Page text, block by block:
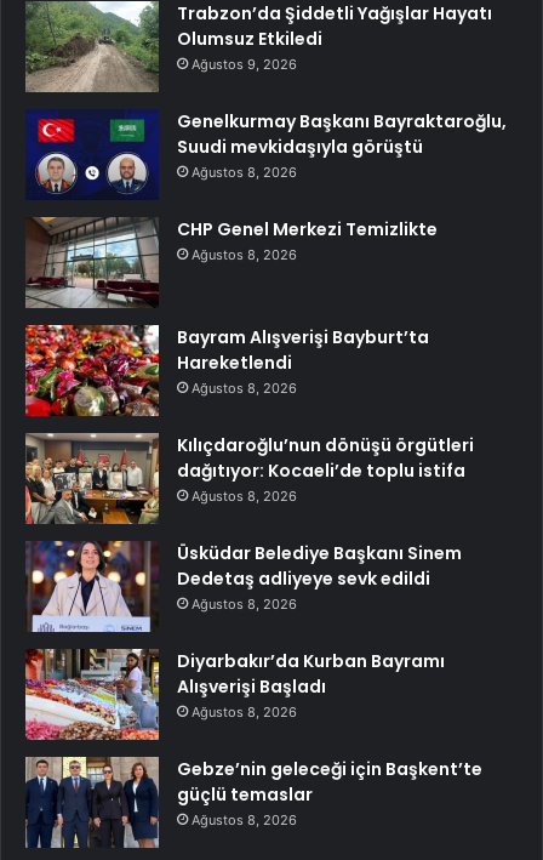
Trabzon’da Şiddetli Yağışlar Hayatı
Olumsuz Etkiledi
Ağustos 9, 2026
Genelkurmay Başkanı Bayraktaroğlu,
Suudi mevkidaşıyla görüştü
Ağustos 8, 2026
CHP Genel Merkezi Temizlikte
Ağustos 8, 2026
Bayram Alışverişi Bayburt’ta
Hareketlendi
Ağustos 8, 2026
Kılıçdaroğlu’nun dönüşü örgütleri
dağıtıyor: Kocaeli’de toplu istifa
Ağustos 8, 2026
Üsküdar Belediye Başkanı Sinem
Dedetaş adliyeye sevk edildi
Ağustos 8, 2026
Diyarbakır’da Kurban Bayramı
Alışverişi Başladı
Ağustos 8, 2026
Gebze’nin geleceği için Başkent’te
güçlü temaslar
Ağustos 8, 2026